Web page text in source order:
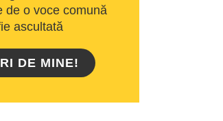
de o voce comună
ascultată
DE MINE!